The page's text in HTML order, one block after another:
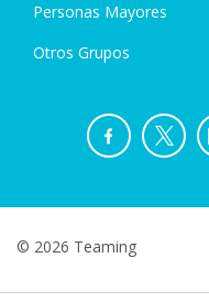
Personas Mayores
Otros Grupos
© 2026 Teaming